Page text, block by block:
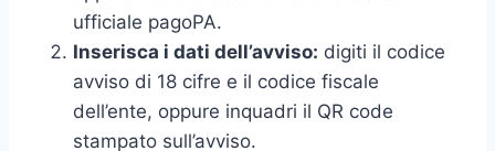
ufficiale pagoPA.
Inserisca i dati dell’avviso: digiti il codice
avviso di 18 cifre e il codice fiscale
dell’ente, oppure inquadri il QR code
stampato sull’avviso.